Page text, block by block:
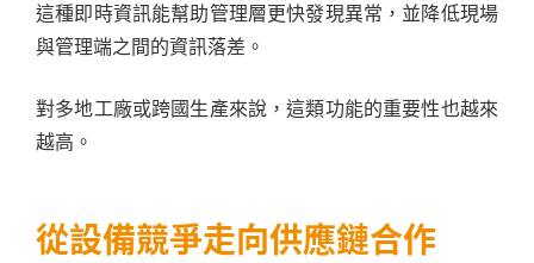
這種即時資訊能幫助管理層更快發現異常，並降低現場
與管理端之間的資訊落差。
對多地工廠或跨國生產來說，這類功能的重要性也越來
越高。
從設備競爭走向供應鏈合作